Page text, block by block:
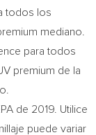
todos los
mediano.
para todos
premium de la
de 2019. Utilice
puede variar